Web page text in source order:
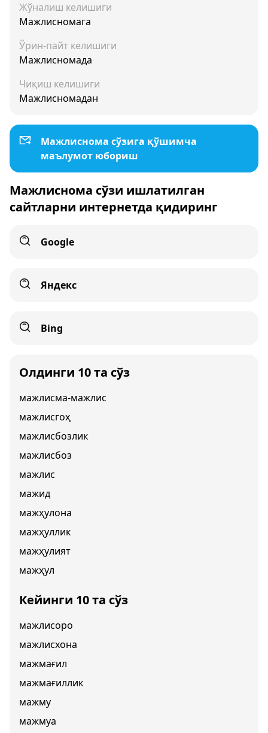
Жўналиш келишиги
Мажлисномага
Ўрин-пайт келишиги
Мажлисномада
Чиқиш келишиги
Мажлисномадан
Мажлиснома сўзига қўшимча
маълумот юбориш
Мажлиснома сўзи ишлатилган
сайтларни интернетда қидиринг
Google
Яндекс
Bing
Олдинги 10 та сўз
мажлисма-мажлис
мажлисгоҳ
мажлисбозлик
мажлисбоз
мажлис
мажид
мажҳулона
мажҳуллик
мажҳулият
мажҳул
Кейинги 10 та сўз
мажлисоро
мажлисхона
мажмағил
мажмағиллик
мажму
мажмуа